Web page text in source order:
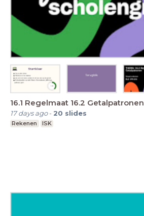
16.1 Regelmaat 16.2 Getalpatronen
17 days ago- 20 slides
Rekenen ISK